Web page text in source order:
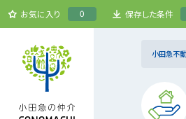
お気に入り 0 保存した条件
小田急不